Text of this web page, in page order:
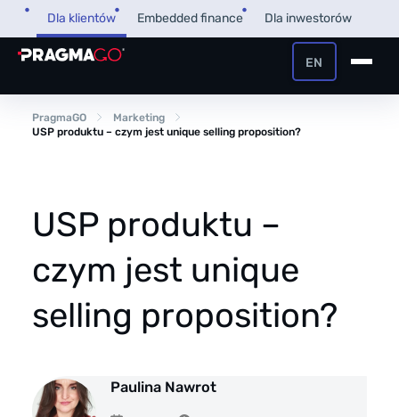
Przejdź
treści
Dla klientów Embedded finance Dla inwestorów
Pożyczka dla firm
Poradnik
Przegląd Pragmatyczny
Opinie klientów
EN
+48 32 450 02 22
PragmaGO
Marketing
USP produktu – czym jest unique selling proposition?
USP produktu –
czym jest unique
selling proposition?
Paulina Nawrot